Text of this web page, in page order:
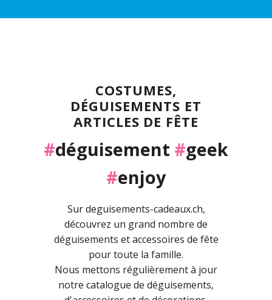
COSTUMES,
DÉGUISEMENTS ET
ARTICLES DE FÊTE
#déguisement #geek
#enjoy
Sur deguisements-cadeaux.ch,
découvrez un grand nombre de
déguisements et accessoires de fête
pour toute la famille.
Nous mettons régulièrement à jour
notre catalogue de déguisements,